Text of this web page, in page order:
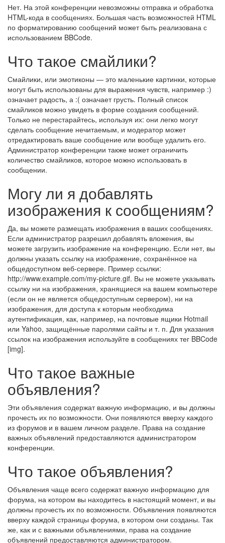
Нет. На этой конференции невозможны отправка и обработка
HTML-кода в сообщениях. Большая часть возможностей HTML
по форматированию сообщений может быть реализована с
использованием BBCode.
Что такое смайлики?
Смайлики, или эмотиконы — это маленькие картинки, которые
могут быть использованы для выражения чувств, например :)
означает радость, а :( означает грусть. Полный список
смайликов можно увидеть в форме создания сообщений.
Только не перестарайтесь, используя их: они легко могут
сделать сообщение нечитаемым, и модератор может
отредактировать ваше сообщение или вообще удалить его.
Администратор конференции также может ограничить
количество смайликов, которое можно использовать в
сообщении.
Могу ли я добавлять
изображения к сообщениям?
Да, вы можете размещать изображения в ваших сообщениях.
Если администратор разрешил добавлять вложения, вы
можете загрузить изображение на конференцию. Если нет, вы
должны указать ссылку на изображение, сохранённое на
общедоступном веб-сервере. Пример ссылки:
http://www.example.com/my-picture.gif. Вы не можете указывать
ссылку ни на изображения, хранящиеся на вашем компьютере
(если он не является общедоступным сервером), ни на
изображения, для доступа к которым необходима
аутентификация, как, например, на почтовые ящики Hotmail
или Yahoo, защищённые паролями сайты и т. п. Для указания
ссылок на изображения используйте в сообщениях тег BBCode
[img].
Что такое важные
объявления?
Эти объявления содержат важную информацию, и вы должны
прочесть их по возможности. Они появляются вверху каждого
из форумов и в вашем личном разделе. Права на создание
важных объявлений предоставляются администратором
конференции.
Что такое объявления?
Объявления чаще всего содержат важную информацию для
форума, на котором вы находитесь в настоящий момент, и вы
должны прочесть их по возможности. Объявления появляются
вверху каждой страницы форума, в котором они созданы. Так
же, как и с важными объявлениями, права на создание
объявлений предоставляются администратором.